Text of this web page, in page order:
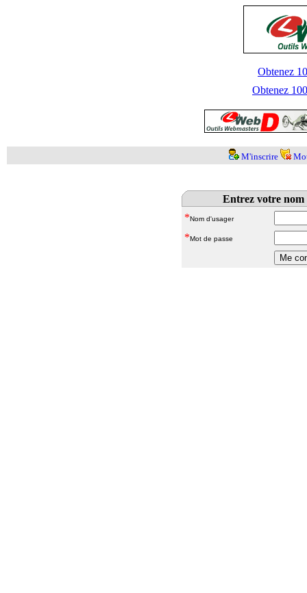
Obtenez
Obtenez
M'inscrire
Entrez votre nom
*Nom d'usager
*Mot de passe